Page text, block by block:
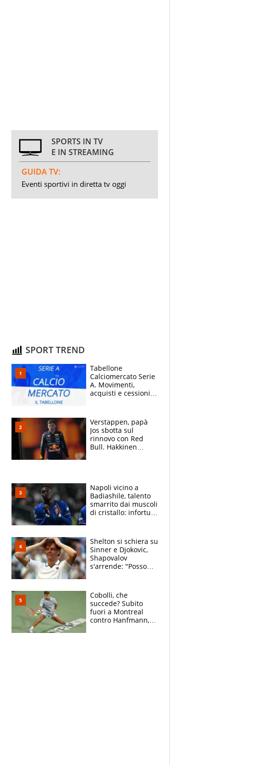
SPORTS IN TV
E IN STREAMING
GUIDA TV:
Eventi sportivi in diretta tv oggi
SPORT TREND
Tabellone
Calciomercato Serie
A. Movimenti,
acquisti e cessioni:
Verstappen, papà
Jos sbotta sul
rinnovo con Red
Bull. Hakkinen
Napoli vicino a
Badiashile, talento
smarrito dai muscoli
di cristallo: infortuni
Shelton si schiera su
Sinner e Djokovic,
Shapovalov
s'arrende: "Posso
Cobolli, che
succede? Subito
fuori a Montreal
contro Hanfmann,